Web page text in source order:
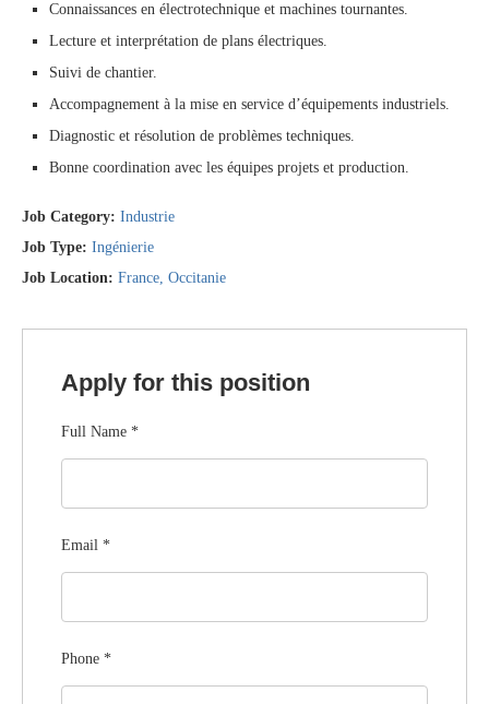
Connaissances en électrotechnique et machines tournantes.
Lecture et interprétation de plans électriques.
Suivi de chantier.
Accompagnement à la mise en service d’équipements industriels.
Diagnostic et résolution de problèmes techniques.
Bonne coordination avec les équipes projets et production.
Job Category: Industrie
Job Type: Ingénierie
Job Location: France Occitanie
Apply for this position
Full Name *
Email *
Phone *